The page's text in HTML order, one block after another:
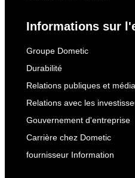
Informations sur
Groupe Dometic
Durabilité
Relations publiques et
Relations avec les
Gouvernement d'entreprise
Carrière chez Dometic
fournisseur Information